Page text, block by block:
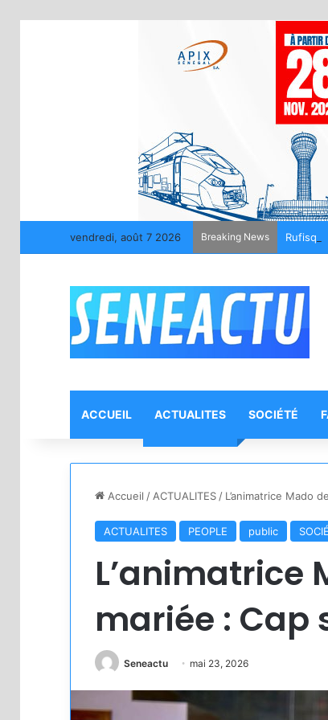
vendredi, août 7 2026 Breaking News
ACCUEIL ACTUALITES SOCIÉTÉ
Accueil / ACTUALITES / L’animatrice Mado
ACTUALITES PEOPLE public
L’animatrice
mariée : Cap
Seneactu mai 23, 2026